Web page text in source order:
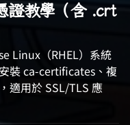
證教學（含 .crt
Linux（RHEL）系統
裝 ca-certificates、複
適用於 SSL/TLS 應